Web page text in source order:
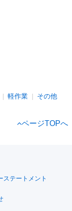
軽作業 その他
ページTOPへ
ステートメント